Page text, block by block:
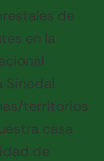
de
en la
Sinodal
territorios
casa
de